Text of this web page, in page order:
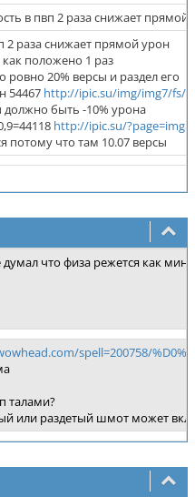
в пвп 2 раза снижает прямой
2 раза снижает прямой урон
положено 1 раз
ровно 20% версы и раздел его
54467 http://ipic.su/img/img7/fs/
должно быть -10% урона
http://ipic.su/
потому что там 10.07 версы
думал что физа режется как
spell=200758/
талами?
или раздетый шмот может